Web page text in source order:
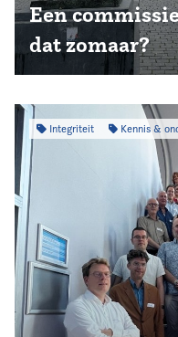
Een
dat zomaar?
Integriteit Kennis &